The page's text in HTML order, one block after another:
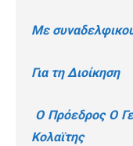
Με
Για τη Διοίκηση
Ο Πρόεδρος Ο
Κολαϊτης